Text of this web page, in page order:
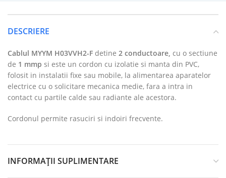
DESCRIERE
Cablul MYYM H03VVH2-F detine 2 conductoare, cu o sectiune
de 1 mmp si este un cordon cu izolatie si manta din PVC,
folosit in instalatii fixe sau mobile, la alimentarea aparatelor
electrice cu o solicitare mecanica medie, fara a intra in
contact cu partile calde sau radiante ale acestora.
Cordonul permite rasuciri si indoiri frecvente.
INFORMAȚII SUPLIMENTARE